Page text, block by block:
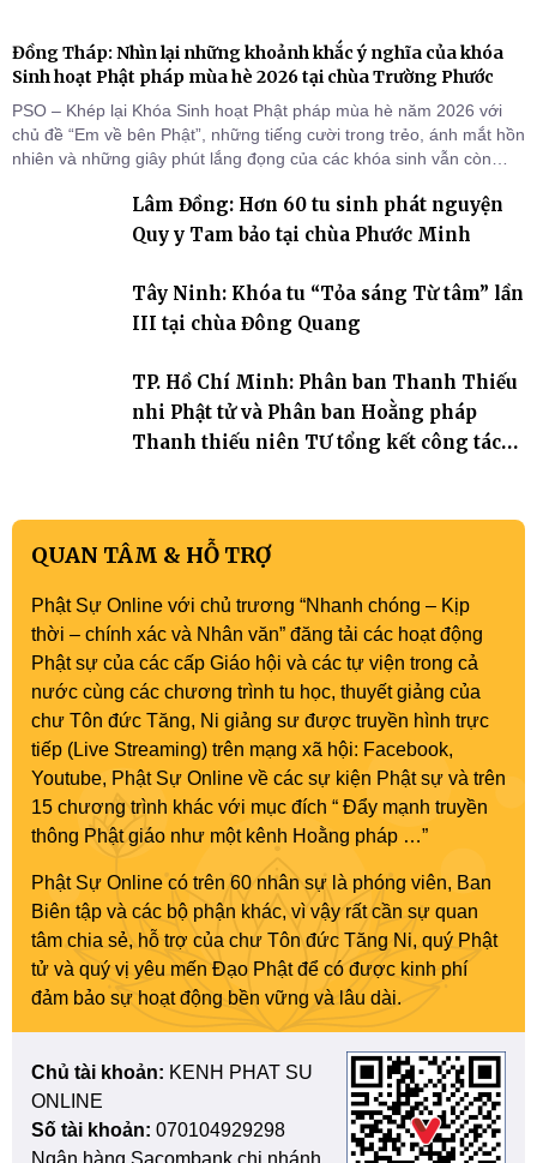
Đồng Tháp: Nhìn lại những khoảnh khắc ý nghĩa của khóa
Sinh hoạt Phật pháp mùa hè 2026 tại chùa Trường Phước
PSO – Khép lại Khóa Sinh hoạt Phật pháp mùa hè năm 2026 với
chủ đề “Em về bên Phật”, những tiếng cười trong trẻo, ánh mắt hồn
nhiên và những giây phút lắng đọng của các khóa sinh vẫn còn
Tháp). Những tuần tu học ngắn ngủi nhưng đã trở thành hành
trang quý báu, gieo những hạt giống thiện l
Lâm Đồng: Hơn 60 tu sinh phát nguyện
Quy y Tam bảo tại chùa Phước Minh
Tây Ninh: Khóa tu “Tỏa sáng Từ tâm” lần
III tại chùa Đông Quang
TP. Hồ Chí Minh: Phân ban Thanh Thiếu
nhi Phật tử và Phân ban Hoằng pháp
Thanh thiếu niên TƯ tổng kết công tác
QUAN TÂM & HỖ TRỢ
Phật Sự Online với chủ trương “Nhanh chóng – Kịp
thời – chính xác và Nhân văn” đăng tải các hoạt động
Phật sự của các cấp Giáo hội và các tự viện trong cả
nước cùng các chương trình tu học, thuyết giảng của
chư Tôn đức Tăng, Ni giảng sư được truyền hình trực
tiếp (Live Streaming) trên mạng xã hội: Facebook,
Youtube, Phật Sự Online về các sự kiện Phật sự và trên
15 chương trình khác với mục đích “ Đẩy mạnh truyền
thông Phật giáo như một kênh Hoằng pháp …”
Phật Sự Online có trên 60 nhân sự là phóng viên, Ban
Biên tập và các bộ phận khác, vì vậy rất cần sự quan
tâm chia sẻ, hỗ trợ của chư Tôn đức Tăng Ni, quý Phật
tử và quý vị yêu mến Đạo Phật để có được kinh phí
đảm bảo sự hoạt động bền vững và lâu dài.
Chủ tài khoản: KENH PHAT SU
ONLINE
Số tài khoản: 070104929298